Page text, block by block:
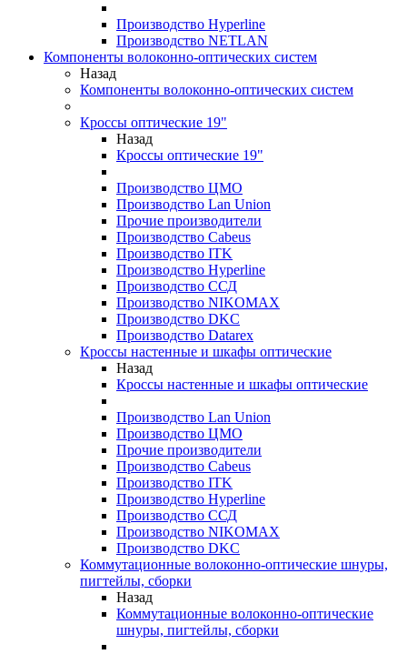
Производство Hyperline
Производство NETLAN
Компоненты волоконно-оптических систем
Назад
Компоненты волоконно-оптических систем
Кроссы оптические 19"
Назад
Кроссы оптические 19"
Производство ЦМО
Производство Lan Union
Прочие производители
Производство Cabeus
Производство ITK
Производство Hyperline
Производство ССД
Производство NIKOMAX
Производство DKC
Производство Datarex
Кроссы настенные и шкафы оптические
Назад
Кроссы настенные и шкафы оптические
Производство Lan Union
Производство ЦМО
Прочие производители
Производство Cabeus
Производство ITK
Производство Hyperline
Производство ССД
Производство NIKOMAX
Производство DKC
Коммутационные волоконно-оптические шнуры,
пигтейлы, сборки
Назад
Коммутационные волоконно-оптические
шнуры, пигтейлы, сборки